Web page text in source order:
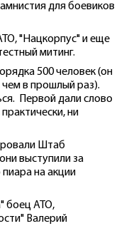
для боевиков
"Нацкорпус" и еще
митинг.
500 человек (он
в прошлый раз).
Первой дали слово
ни
Штаб
выступили за
на акции
боец АТО,
Валерий